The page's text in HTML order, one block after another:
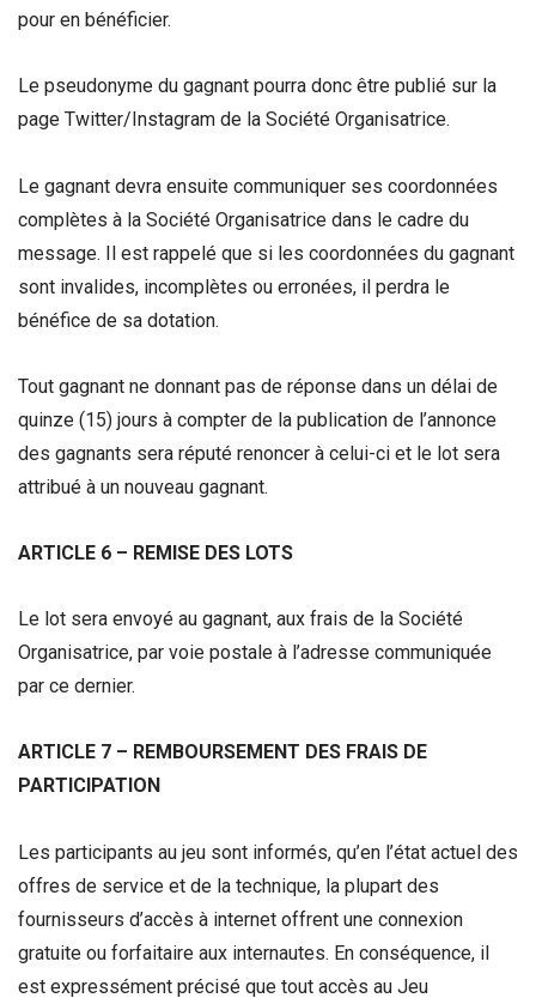
pour en bénéficier.
Le pseudonyme du gagnant pourra donc être publié sur la
page Twitter/Instagram de la Société Organisatrice.
Le gagnant devra ensuite communiquer ses coordonnées
complètes à la Société Organisatrice dans le cadre du
message. Il est rappelé que si les coordonnées du gagnant
sont invalides, incomplètes ou erronées, il perdra le
bénéfice de sa dotation.
Tout gagnant ne donnant pas de réponse dans un délai de
quinze (15) jours à compter de la publication de l’annonce
des gagnants sera réputé renoncer à celui-ci et le lot sera
attribué à un nouveau gagnant.
ARTICLE 6 – REMISE DES LOTS
Le lot sera envoyé au gagnant, aux frais de la Société
Organisatrice, par voie postale à l’adresse communiquée
par ce dernier.
ARTICLE 7 – REMBOURSEMENT DES FRAIS DE
PARTICIPATION
Les participants au jeu sont informés, qu’en l’état actuel des
offres de service et de la technique, la plupart des
fournisseurs d’accès à internet offrent une connexion
gratuite ou forfaitaire aux internautes. En conséquence, il
est expressément précisé que tout accès au Jeu